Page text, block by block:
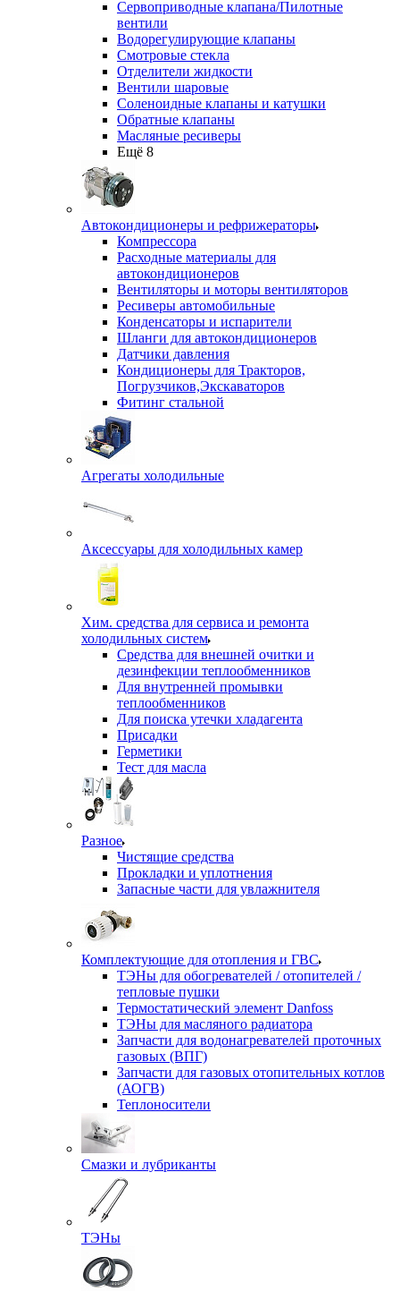
Сервоприводные клапана/Пилотные
вентили
Водорегулирующие клапаны
Смотровые стекла
Отделители жидкости
Вентили шаровые
Соленоидные клапаны и катушки
Обратные клапаны
Масляные ресиверы
Ещё 8
Автокондиционеры и рефрижераторы
Компрессора
Расходные материалы для
автокондиционеров
Вентиляторы и моторы вентиляторов
Ресиверы автомобильные
Конденсаторы и испарители
Шланги для автокондиционеров
Датчики давления
Кондиционеры для Тракторов,
Погрузчиков,Экскаваторов
Фитинг стальной
Агрегаты холодильные
Аксессуары для холодильных камер
Хим. средства для сервиса и ремонта
холодильных систем
Средства для внешней очитки и
дезинфекции теплообменников
Для внутренней промывки
теплообменников
Для поиска утечки хладагента
Присадки
Герметики
Тест для масла
Разное
Чистящие средства
Прокладки и уплотнения
Запасные части для увлажнителя
Комплектующие для отопления и ГВС
ТЭНы для обогревателей / отопителей /
тепловые пушки
Термостатический элемент Danfoss
ТЭНы для масляного радиатора
Запчасти для водонагревателей проточных
газовых (ВПГ)
Запчасти для газовых отопительных котлов
(АОГВ)
Теплоносители
Смазки и лубриканты
ТЭНы